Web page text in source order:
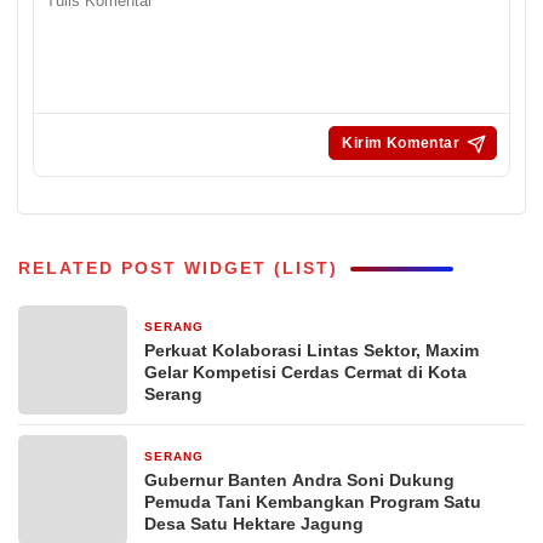
RELATED POST WIDGET (LIST)
SERANG
Perkuat Kolaborasi Lintas Sektor, Maxim
Gelar Kompetisi Cerdas Cermat di Kota
Serang
SERANG
Gubernur Banten Andra Soni Dukung
Pemuda Tani Kembangkan Program Satu
Desa Satu Hektare Jagung